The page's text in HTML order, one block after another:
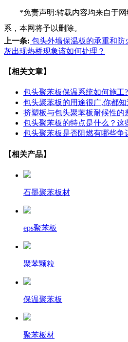
*免责声明:转载内容均来自于网
系，本网将予以删除。
上一条: 包头外墙保温板的承重和防
灰出现热桥现象该如何处理？
【相关文章】
包头聚苯板保温系统如何施工?
包头聚苯板的用途很广,你都知
挤塑板与包头聚苯板耐候性的
包头聚苯板的特点是什么？这
包头聚苯板是否阻燃有哪些争
【相关产品】
石墨聚苯板材
eps聚苯板
聚苯颗粒
保温聚苯板
聚苯板材